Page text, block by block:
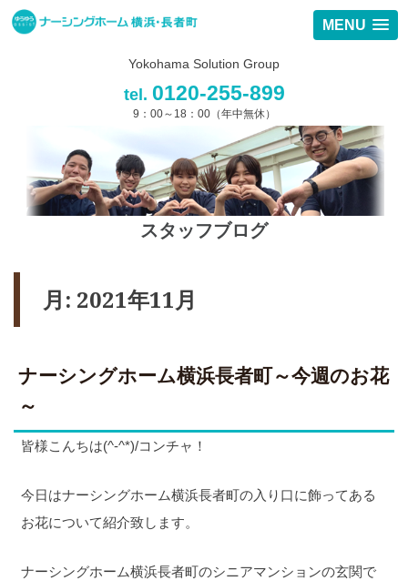
MENU
Yokohama Solution Group
tel. 0120-255-899
9：00～18：00（年中無休）
スタッフブログ
月: 2021年11月
ナーシングホーム横浜長者町～今週のお花
～
皆様こんちは(^-^*)/コンチャ！
今日はナーシングホーム横浜長者町の入り口に飾ってある
お花について紹介致します。
ナーシングホーム横浜長者町のシニアマンションの玄関で